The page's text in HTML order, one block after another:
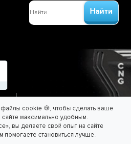
cookie 🍪, чтобы сделать ваше
максимально удобным.
вы делаете свой опыт на сайте
помогаете становиться лучше.
Найти
- Спасем планету вместе!